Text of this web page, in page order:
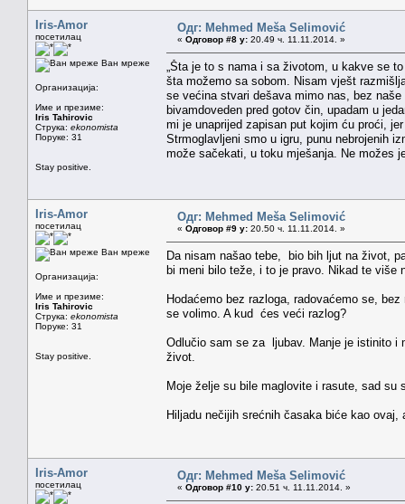
Iris-Amor
посетилац
Ван мреже
Организација:
Име и презиме:
Iris Tahirovic
Струка: ekonomista
Поруке: 31
Stay positive.
Одг: Mehmed Meša Selimović
« Одговор #8 у: 20.49 ч. 11.11.2014. »
„Šta je to s nama i sa životom, u kakve se
šta možemo sa sobom. Nisam vješt
se većina stvari dešava mimo nas, bez
bivamdoveden pred gotov čin, upadam u
mi je unaprijed zapisan put kojim ću proći,
Strmoglavljeni smo u igru, punu nebrojenih
može sačekati, u toku mješanja. Ne možes
Iris-Amor
посетилац
Ван мреже
Организација:
Име и презиме:
Iris Tahirovic
Струка: ekonomista
Поруке: 31
Stay positive.
Одг: Mehmed Meša Selimović
« Одговор #9 у: 20.50 ч. 11.11.2014. »
Da nisam našao tebe, bio bih ljut na život,
bi meni bilo teže, i to je pravo. Nikad te
Hodaćemo bez razloga, radovaćemo se,
se volimo. A kud ćes veći razlog?
Odlučio sam se za ljubav. Manje je istinito
život.
Moje želje su bile maglovite i rasute, sad su
Hiljadu nečijih srećnih časaka biće kao
Iris-Amor
посетилац
Одг: Mehmed Meša Selimović
« Одговор #10 у: 20.51 ч. 11.11.2014. »